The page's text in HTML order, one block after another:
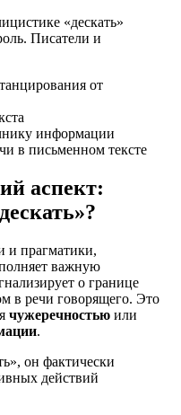
«дескать»
Писатели и
от
информации
в письменном тексте
аспект:
и прагматики,
важную
о границе
в речи говорящего. Это
чужеречностью или
.
он фактически
действий